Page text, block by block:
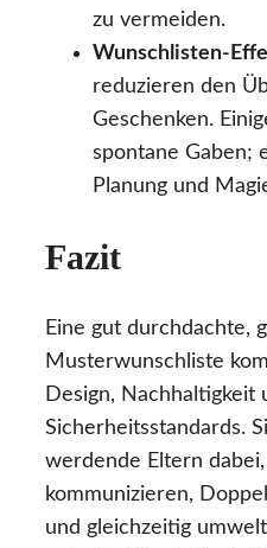
zu vermeiden.
Wunschlisten-
reduzieren den
Geschenken.
spontane Gaben;
Planung und
Fazit
Eine gut durchdachte,
Musterwunschliste
Design, Nachhaltigkeit
Sicherheitsstandards.
werdende Eltern
kommunizieren,
und gleichzeitig